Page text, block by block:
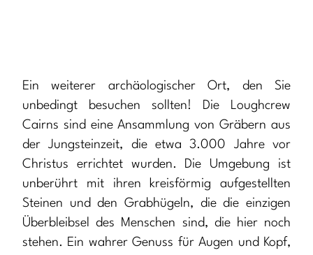
Ein weiterer archäologischer Ort, den Sie
unbedingt besuchen sollten! Die Loughcrew
Cairns sind eine Ansammlung von Gräbern aus
der Jungsteinzeit, die etwa 3.000 Jahre vor
Christus errichtet wurden. Die Umgebung ist
unberührt mit ihren kreisförmig aufgestellten
Steinen und den Grabhügeln, die die einzigen
Überbleibsel des Menschen sind, die hier noch
stehen. Ein wahrer Genuss für Augen und Kopf,